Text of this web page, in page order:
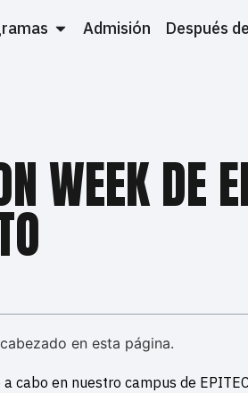
Admisión Después
WEEK DE
en esta página.
cabo en nuestro campus de